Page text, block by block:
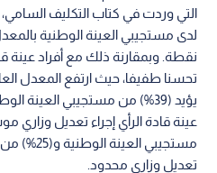
التي وردت في كتاب التكليف
نقطة. وبمقارنة ذلك مع أفراد عينة
تحسنا طفيفا، حيث ارتفع المعدل العام من 29 نقطة
مستجيبي
تعديل وزاري محدود.